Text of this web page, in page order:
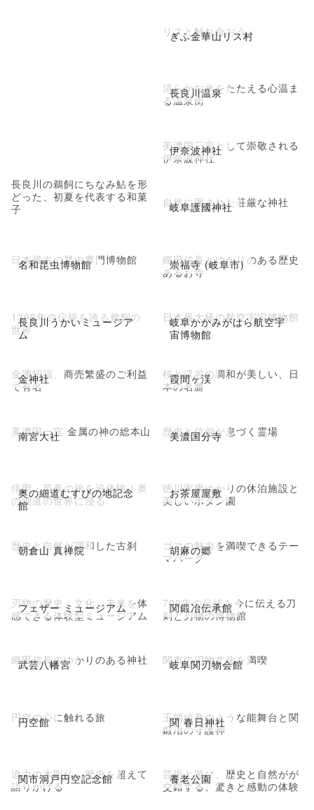
長良川の鵜飼にちなみ鮎を形
どった、初夏を代表する和菓
子
ぎふ金華山リス村
リスと触れ合おう
長良川温泉
清らかな水をたたえる心温ま
る温泉街
伊奈波神社
美濃国三宮として崇敬される
伊奈波神社
岐阜護國神社
自然に囲まれた荘厳な神社
名和昆虫博物館
日本最古の昆虫専門博物館 崇福寺 (岐阜市)
織田信長とゆかりのある歴史
あるお寺
長良川うかいミュージア
ム
1300年の伝統を誇る鵜飼の
世界
岐阜かかみがはら航空宇
宙博物館
日本最大級の航空宇宙博物館
金神社
金運招福、商売繁盛のご利益
で有名
霞間ヶ渓
桜と渓谷の調和が美しい、日
本の名勝
南宮大社
美濃国一宮 金属の神の総本山 美濃国分寺
歴史と信仰が息づく霊場
奥の細道むすびの地記念
館
俳聖・芭蕉の旅を追体験！奥
の細道の世界に浸る
お茶屋屋敷
徳川家康ゆかりの休泊施設と
美しいボタン園
朝倉山 真禅院
歴史と自然が調和した古刹 胡麻の郷
ゴマの魅力を満喫できるテー
マパーク
フェザー ミュージアム
刃物の歴史、文化、未来を体
感できる体験型ミュージアム
関鍛冶伝承館
700年の伝統を今に伝える刀
剣と刃物の博物館
武芸八幡宮
織田信長のゆかりのある神社 岐阜関刃物会館
関市の刃物文化を満喫
円空館
円空の心に触れる旅 関 春日神社
王朝絵巻のような能舞台と関
鍛冶の守護神
関市洞戸円空記念館
迫力の木彫仏、歴史を超えて
語りかける
養老公園
芸術と遊び、歴史と自然がが
交錯する、驚きと感動の体験